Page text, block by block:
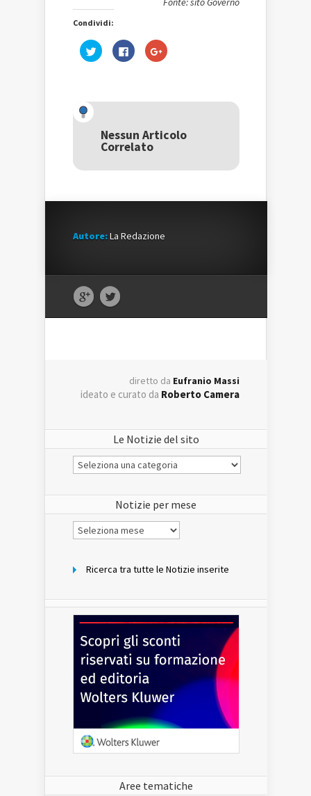
Condividi:
Fai
clic
una
nuova
finestra)
Fai
clic
nuova
finestra)
Fai
clic
una
nuova
Nessun Articolo
Correlato
Autore:La Redazione
diretto da Eufranio Massi
ideato e curato da Roberto Camera
Le Notizie del sito
Le
Notizie
Notizie per mese
Notizie
per
Ricerca tra tutte le Notizie inserite
Aree tematiche